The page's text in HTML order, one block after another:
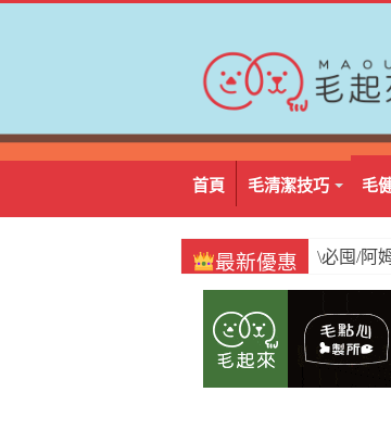
首頁 毛清潔技巧 毛
最新優惠 \必囤/阿